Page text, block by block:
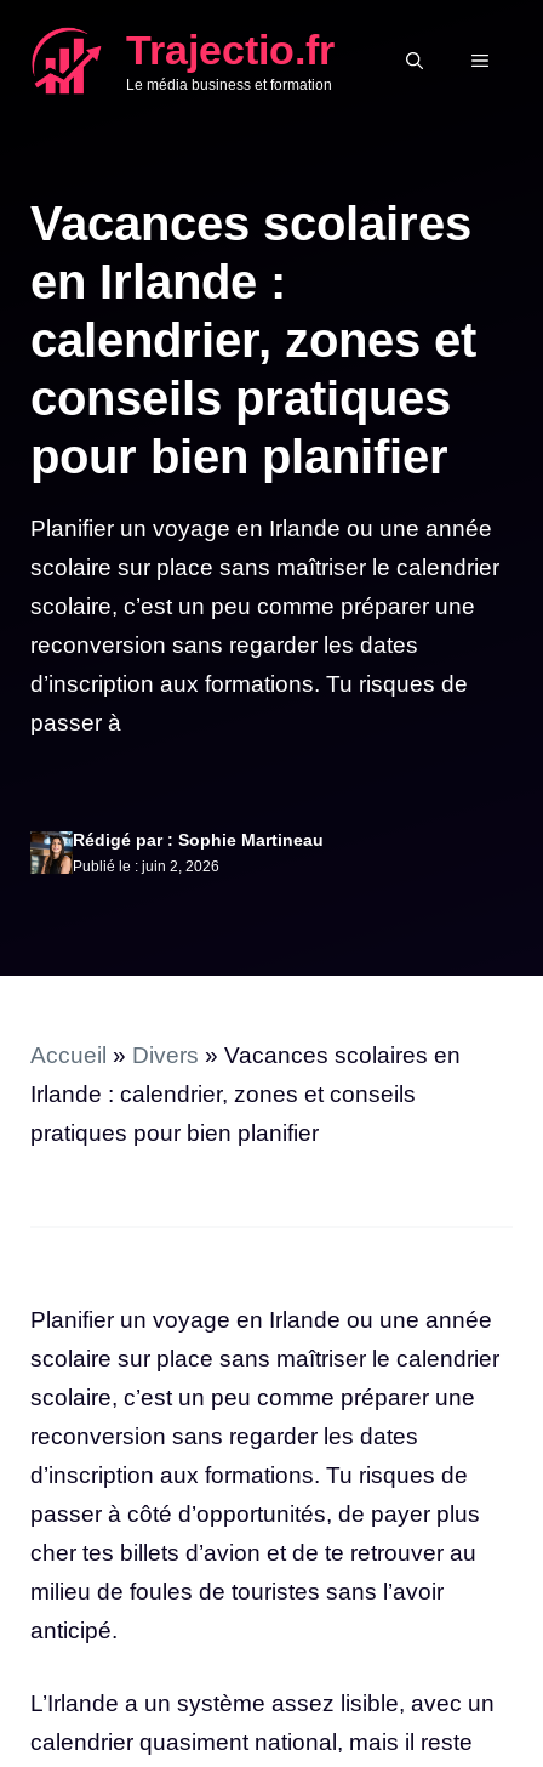
contenu
Trajectio.fr
Le média business et formation
MENU
Vacances scolaires
en Irlande :
calendrier, zones et
conseils pratiques
pour bien planifier
Planifier un voyage en Irlande ou une année
scolaire sur place sans maîtriser le calendrier
scolaire, c’est un peu comme préparer une
reconversion sans regarder les dates
d’inscription aux formations. Tu risques de
passer à
Rédigé par : Sophie Martineau
Publié le : juin 2, 2026
Accueil » Divers » Vacances scolaires en
Irlande : calendrier, zones et conseils
pratiques pour bien planifier
Planifier un voyage en Irlande ou une année
scolaire sur place sans maîtriser le calendrier
scolaire, c’est un peu comme préparer une
reconversion sans regarder les dates
d’inscription aux formations. Tu risques de
passer à côté d’opportunités, de payer plus
cher tes billets d’avion et de te retrouver au
milieu de foules de touristes sans l’avoir
anticipé.
L’Irlande a un système assez lisible, avec un
calendrier quasiment national, mais il reste